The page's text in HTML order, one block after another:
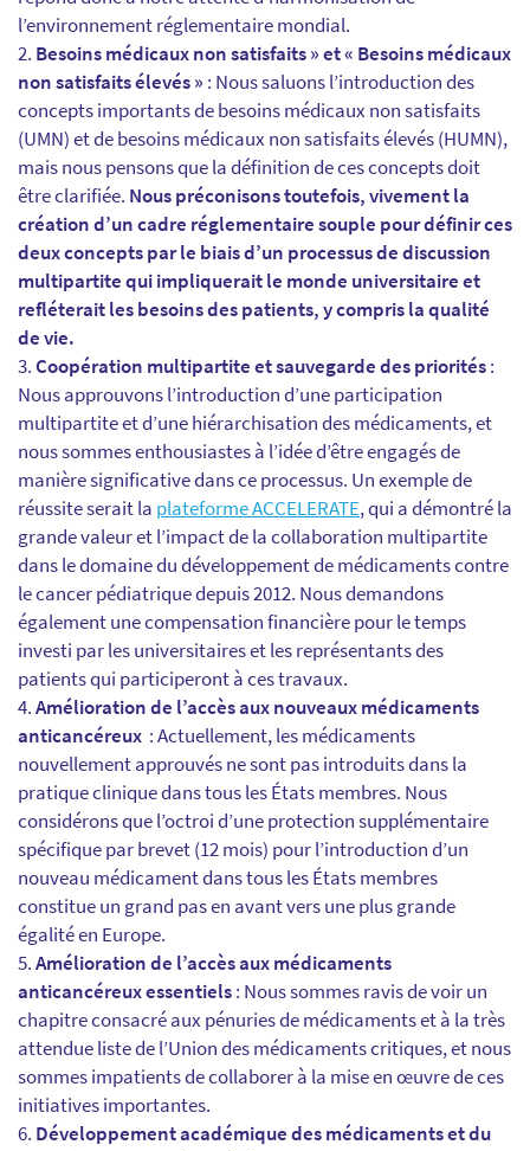
l’environnement réglementaire mondial.
Besoins médicaux non satisfaits » et « Besoins médicaux
non satisfaits élevés » : Nous saluons l’introduction des
concepts importants de besoins médicaux non satisfaits
(UMN) et de besoins médicaux non satisfaits élevés (HUMN),
mais nous pensons que la définition de ces concepts doit
être clarifiée. Nous préconisons toutefois, vivement la
création d’un cadre réglementaire souple pour définir ces
deux concepts par le biais d’un processus de discussion
multipartite qui impliquerait le monde universitaire et
refléterait les besoins des patients, y compris la qualité
de vie.
Coopération multipartite et sauvegarde des priorités:
Nous approuvons l’introduction d’une participation
multipartite et d’une hiérarchisation des médicaments, et
nous sommes enthousiastes à l’idée d’être engagés de
manière significative dans ce processus. Un exemple de
réussite serait la plateforme ACCELERATE, qui a démontré la
grande valeur et l’impact de la collaboration multipartite
dans le domaine du développement de médicaments contre
le cancer pédiatrique depuis 2012. Nous demandons
également une compensation financière pour le temps
investi par les universitaires et les représentants des
patients qui participeront à ces travaux.
Amélioration de l’accès aux nouveaux médicaments
anticancéreux : Actuellement, les médicaments
nouvellement approuvés ne sont pas introduits dans la
pratique clinique dans tous les États membres. Nous
considérons que l’octroi d’une protection supplémentaire
spécifique par brevet (12 mois) pour l’introduction d’un
nouveau médicament dans tous les États membres
constitue un grand pas en avant vers une plus grande
égalité en Europe.
Amélioration de l’accès aux médicaments
anticancéreux essentiels: Nous sommes ravis de voir un
chapitre consacré aux pénuries de médicaments et à la très
attendue liste de l’Union des médicaments critiques, et nous
sommes impatients de collaborer à la mise en œuvre de ces
initiatives importantes.
Développement académique des médicaments et du